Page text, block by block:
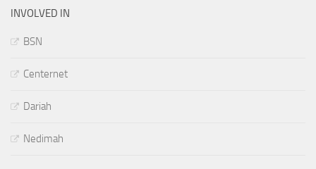
INVOLVED IN
BSN
Centernet
Dariah
Nedimah